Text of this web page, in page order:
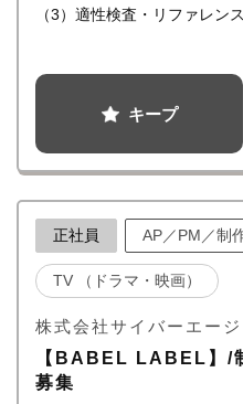
（3）適性検査・リファレン
（4）最終面接（役員面接）
※選考状況によっては面接が
キープ
正社員 AP／PM／制
TV （ドラマ・映画）
株式会社サイバーエージ
【BABEL LABEL】/
募集